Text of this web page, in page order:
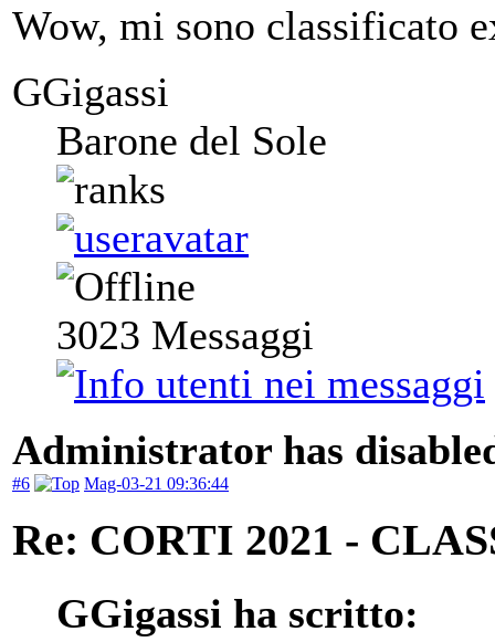
Wow, mi sono classificato
GGigassi
Barone del Sole
3023 Messaggi
Administrator has
#6 Mag-03-21 09:36:44
Re: CORTI 2021 -
GGigassi ha scritto: